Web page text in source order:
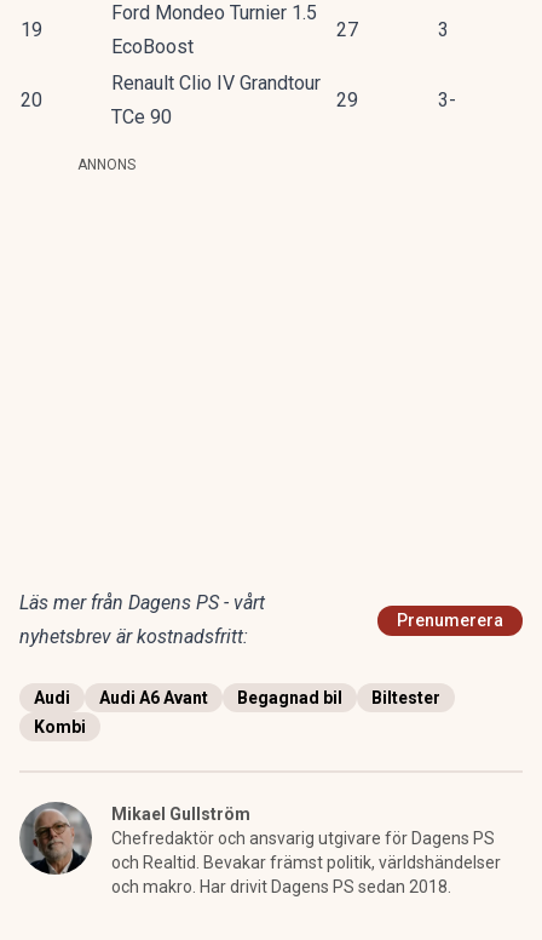
19
Ford Mondeo Turnier 1.5
EcoBoost
27 3
20
Renault Clio IV Grandtour
TCe 90
29 3-
ANNONS
Läs mer från Dagens PS - vårt
nyhetsbrev är kostnadsfritt:
Prenumerera
Audi Audi A6 Avant Begagnad bil
Biltester
Kombi
Mikael Gullström
Chefredaktör och ansvarig utgivare för Dagens PS
och Realtid. Bevakar främst politik, världshändelser
och makro. Har drivit Dagens PS sedan 2018.